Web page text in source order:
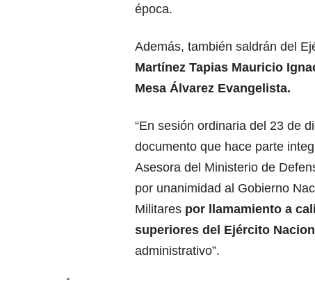
época.
Además, también saldrán del
Martínez Tapias Mauricio
Mesa Álvarez Evangelista.
“En sesión ordinaria del 23 de
documento que hace parte
Asesora del Ministerio de
por unanimidad al Gobierno
Militares por llamamiento a
superiores del Ejército
administrativo”.